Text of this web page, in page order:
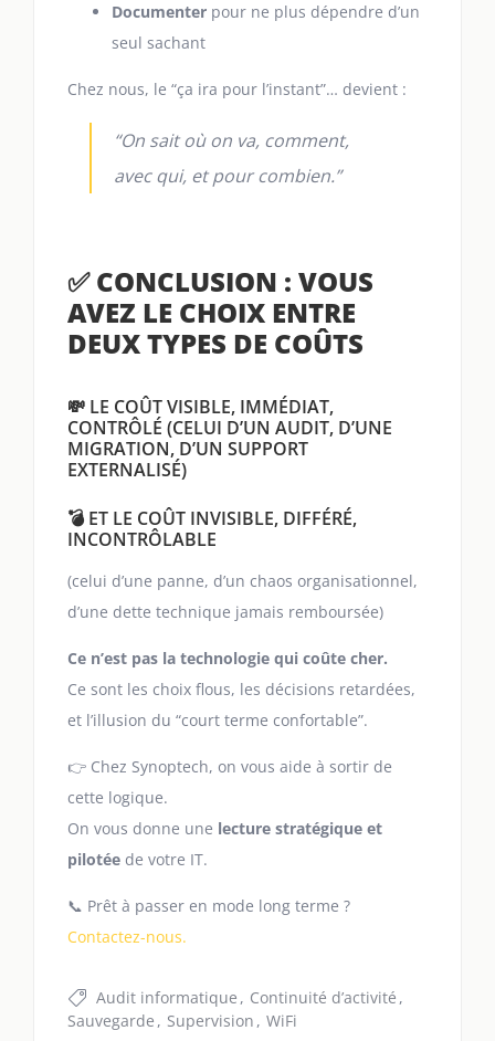
Documenter pour ne plus dépendre d’un
seul sachant
Chez nous, le “ça ira pour l’instant”… devient :
“On sait où on va, comment,
avec qui, et pour combien.”
✅ CONCLUSION : VOUS
AVEZ LE CHOIX ENTRE
DEUX TYPES DE COÛTS
💸 LE COÛT VISIBLE, IMMÉDIAT,
CONTRÔLÉ (CELUI D’UN AUDIT, D’UNE
MIGRATION, D’UN SUPPORT
EXTERNALISÉ)
💣 ET LE COÛT INVISIBLE, DIFFÉRÉ,
INCONTRÔLABLE
(celui d’une panne, d’un chaos organisationnel,
d’une dette technique jamais remboursée)
Ce n’est pas la technologie qui coûte cher.
Ce sont les choix flous, les décisions retardées,
et l’illusion du “court terme confortable”.
👉 Chez Synoptech, on vous aide à sortir de
cette logique.
On vous donne une lecture stratégique et
pilotée de votre IT.
📞 Prêt à passer en mode long terme ?
Contactez-nous.
Audit informatique
Continuité d’activité
Sauvegarde
Supervision WiFi